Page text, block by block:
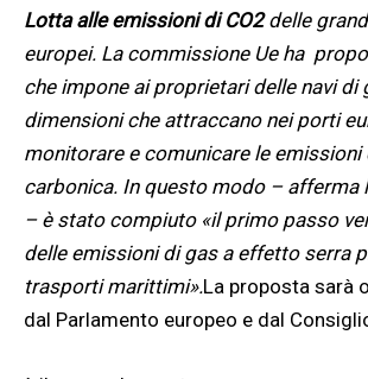
Lotta alle emissioni di CO2delle
europei. La commissione Ue ha
che impone ai proprietari delle navi di
dimensioni che attraccano nei porti
monitorare e comunicare le emissioni
carbonica. In questo modo – afferma
– è stato compiuto «il primo passo
delle emissioni di gas a effetto serra
trasporti marittimi».La proposta sarà
dal Parlamento europeo e dal